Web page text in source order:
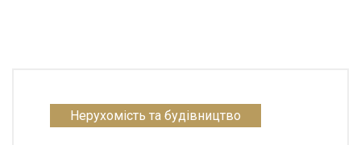
Нерухомість та будівництво